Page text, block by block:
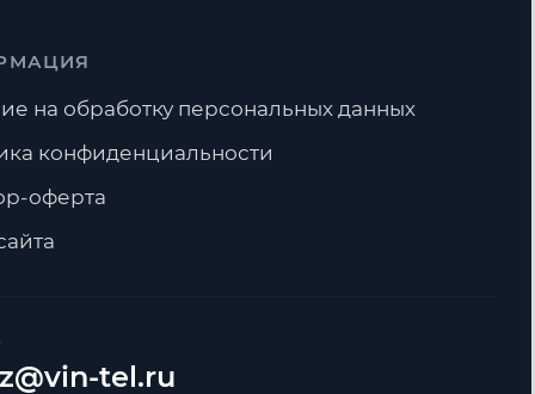
tel.ru
на обработку персональных данных
конфиденциальности
оферта